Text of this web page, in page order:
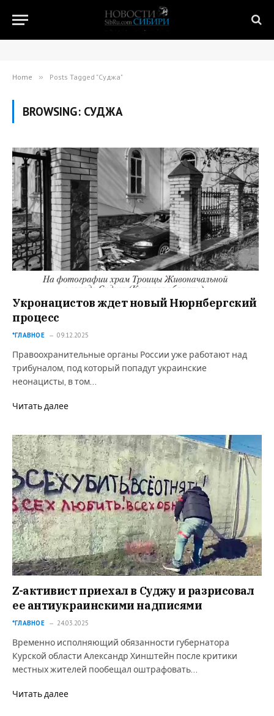
Home » Posts Tagged "Суджа"
BROWSING: СУДЖА
Укронацистов ждет новый Нюрнбергский
процесс
*ГЛАВНОЕ 09.12.2025
Правоохранительные органы России уже работают над
трибуналом, под который попадут украинские
неонацисты, в том…
Читать далее
Z-активист приехал в Суджу и разрисовал
ее антиукраинскими надписями
*ГЛАВНОЕ 24.03.2025
Временно исполняющий обязанности губернатора
Курской области Александр Хинштейн после критики
местных жителей пообещал оштрафовать…
Читать далее